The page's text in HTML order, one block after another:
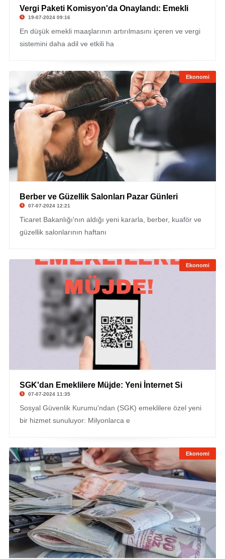
Vergi Paketi Komisyon'da Onaylandı: Emekli
19-07-2024 09:16
En düşük emekli maaşlarının artırılmasını içeren ve vergi
sistemini daha adil ve etkili ha
Ekonomi
Berber ve Güzellik Salonları Pazar Günleri
07-07-2024 12:21
Ticaret Bakanlığı'nın aldığı yeni kararla, berber, kuaför ve
güzellik salonlarının haftanı
Ekonomi
SGK'dan Emeklilere Müjde: Yeni İnternet Si
07-07-2024 11:35
Sosyal Güvenlik Kurumu'ndan (SGK) emeklilere özel yeni
bir hizmet sunuluyor: Milyonlarca e
Ekonomi